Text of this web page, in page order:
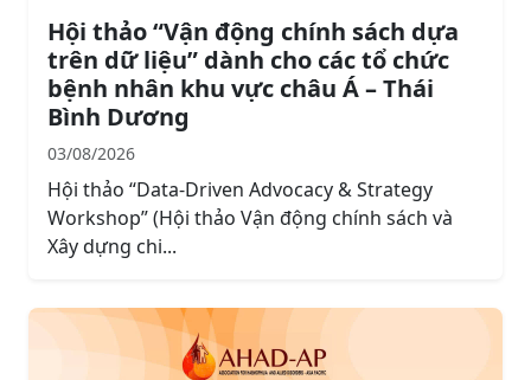
Hội thảo “Vận động chính sách dựa
trên dữ liệu” dành cho các tổ chức
bệnh nhân khu vực châu Á – Thái
Bình Dương
03/08/2026
Hội thảo “Data-Driven Advocacy & Strategy
Workshop” (Hội thảo Vận động chính sách và
Xây dựng chi...